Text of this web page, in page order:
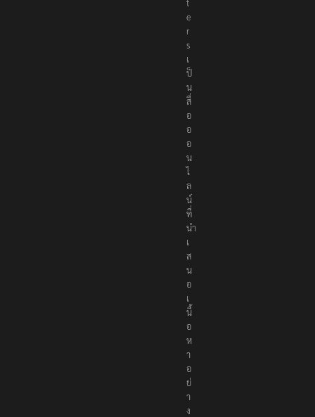
e
r
s
เ
ป็
น
สื่
อ
อ
อ
น
ไ
ล
น์
ที่
นำ
เ
ส
น
อ
เ
นื้
อ
ห
า
อ
ย่
า
ง